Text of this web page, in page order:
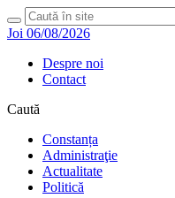
Joi 06/08/2026
Despre noi
Contact
Caută
Constanța
Administraţie
Actualitate
Politică